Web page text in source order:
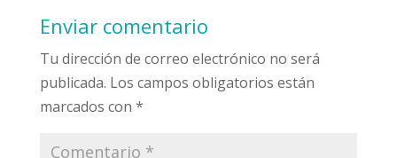
Enviar comentario
Tu dirección de correo electrónico no será
publicada. Los campos obligatorios están
marcados con *